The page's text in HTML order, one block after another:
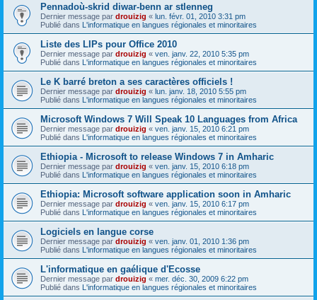
Pennadoù-skrid diwar-benn ar stlenneg
Dernier message par drouizig « lun. févr. 01, 2010 3:31 pm
Publié dans L'informatique en langues régionales et minoritaires
Liste des LIPs pour Office 2010
Dernier message par drouizig « ven. janv. 22, 2010 5:35 pm
Publié dans L'informatique en langues régionales et minoritaires
Le K barré breton a ses caractères officiels !
Dernier message par drouizig « lun. janv. 18, 2010 5:55 pm
Publié dans L'informatique en langues régionales et minoritaires
Microsoft Windows 7 Will Speak 10 Languages from Africa
Dernier message par drouizig « ven. janv. 15, 2010 6:21 pm
Publié dans L'informatique en langues régionales et minoritaires
Ethiopia - Microsoft to release Windows 7 in Amharic
Dernier message par drouizig « ven. janv. 15, 2010 6:18 pm
Publié dans L'informatique en langues régionales et minoritaires
Ethiopia: Microsoft software application soon in Amharic
Dernier message par drouizig « ven. janv. 15, 2010 6:17 pm
Publié dans L'informatique en langues régionales et minoritaires
Logiciels en langue corse
Dernier message par drouizig « ven. janv. 01, 2010 1:36 pm
Publié dans L'informatique en langues régionales et minoritaires
L'informatique en gaélique d'Ecosse
Dernier message par drouizig « mer. déc. 30, 2009 6:22 pm
Publié dans L'informatique en langues régionales et minoritaires